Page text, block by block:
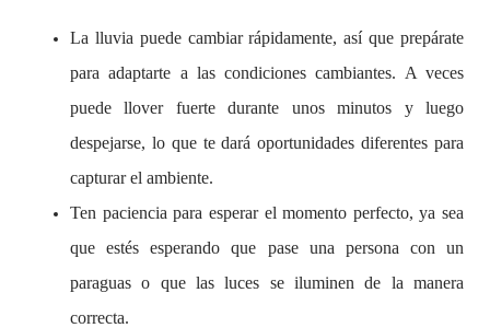
La lluvia puede cambiar rápidamente, así que prepárate
para adaptarte a las condiciones cambiantes. A veces
puede llover fuerte durante unos minutos y luego
despejarse, lo que te dará oportunidades diferentes para
capturar el ambiente.
Ten paciencia para esperar el momento perfecto, ya sea
que estés esperando que pase una persona con un
paraguas o que las luces se iluminen de la manera
correcta.